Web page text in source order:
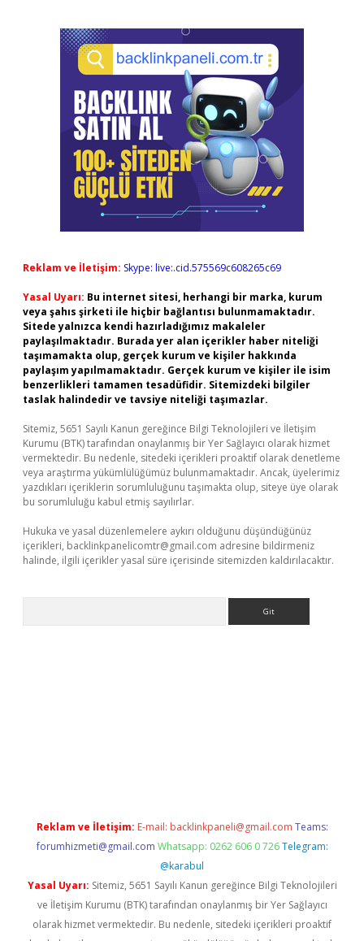
Reklam ve İletişim: Skype: live:.cid.575569c608265c69
Yasal Uyarı: Bu internet sitesi, herhangi bir marka, kurum
veya şahıs şirketi ile hiçbir bağlantısı bulunmamaktadır.
Sitede yalnızca kendi hazırladığımız makaleler
paylaşılmaktadır. Burada yer alan içerikler haber niteliği
taşımamakta olup, gerçek kurum ve kişiler hakkında
paylaşım yapılmamaktadır. Gerçek kurum ve kişiler ile isim
benzerlikleri tamamen tesadüfidir. Sitemizdeki bilgiler
taslak halindedir ve tavsiye niteliği taşımazlar.
Sitemiz, 5651 Sayılı Kanun gereğince Bilgi Teknolojileri ve İletişim
Kurumu (BTK) tarafından onaylanmış bir Yer Sağlayıcı olarak hizmet
vermektedir. Bu nedenle, sitedeki içerikleri proaktif olarak denetleme
veya araştırma yükümlülüğümüz bulunmamaktadır. Ancak, üyelerimiz
yazdıkları içeriklerin sorumluluğunu taşımakta olup, siteye üye olarak
bu sorumluluğu kabul etmiş sayılırlar.
Hukuka ve yasal düzenlemelere aykırı olduğunu düşündüğünüz
içerikleri, backlinkpanelicomtr@gmail.com adresine bildirmeniz
halinde, ilgili içerikler yasal süre içerisinde sitemizden kaldırılacaktır.
Reklam ve İletişim: E-mail: backlinkpaneli@gmail.com Teams:
forumhizmeti@gmail.com Whatsapp: 0262 606 0 726 Telegram:
@karabul
Yasal Uyarı: Sitemiz, 5651 Sayılı Kanun gereğince Bilgi Teknolojileri
ve İletişim Kurumu (BTK) tarafından onaylanmış bir Yer Sağlayıcı
olarak hizmet vermektedir. Bu nedenle, sitedeki içerikleri proaktif